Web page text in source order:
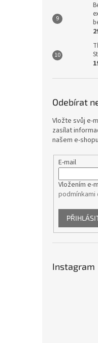
Odebírat
Vložte svůj e-
zasílat
našem e-
E-mail
Vložením e-
podmínkami
Instagram